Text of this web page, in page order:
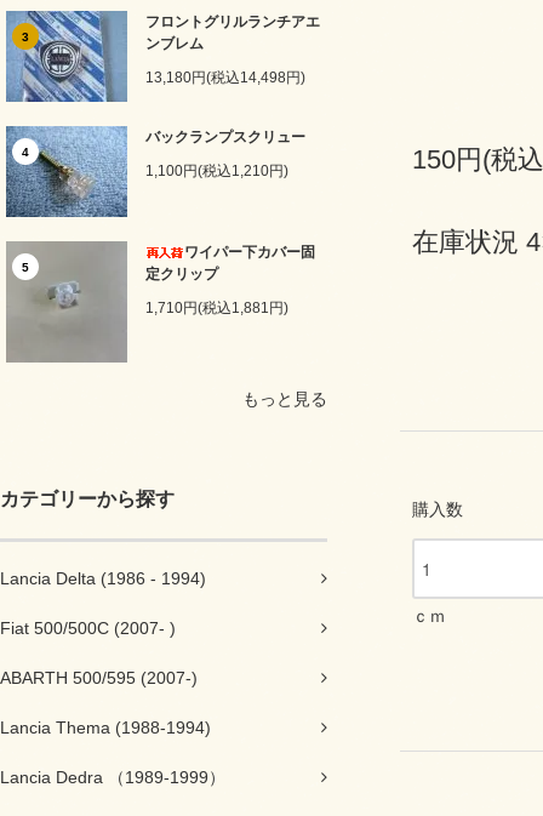
3
フロントグリルランチアエ
ンブレム
13,180円(税込14,498円)
4
バックランプスクリュー
1,100円(税込1,210円)
5
ワイパー下カバー固
定クリップ
1,710円(税込1,881円)
もっと見る
カテゴリーから探す
Lancia Delta (1986 - 1994)
Fiat 500/500C (2007- )
ABARTH 500/595 (2007-)
Lancia Thema (1988-1994)
Lancia Dedra （1989-1999）
150円(税
在庫状況
購入数
ｃｍ